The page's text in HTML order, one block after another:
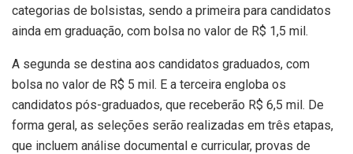
categorias de bolsistas, sendo a primeira para candidatos
ainda em graduação, com bolsa no valor de R$ 1,5 mil.
A segunda se destina aos candidatos graduados, com
bolsa no valor de R$ 5 mil. E a terceira engloba os
candidatos pós-graduados, que receberão R$ 6,5 mil. De
forma geral, as seleções serão realizadas em três etapas,
que incluem análise documental e curricular, provas de